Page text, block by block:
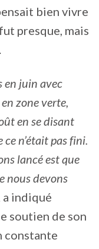
bien vivre
presque, mais
en juin avec
zone verte,
en se disant
n’était pas fini.
lancé est que
nous devons
a indiqué
soutien de son
constante